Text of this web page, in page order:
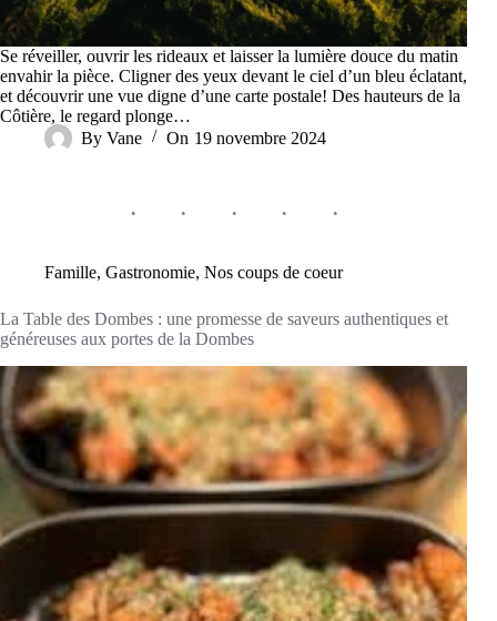
Se réveiller, ouvrir les rideaux et laisser la lumière douce du matin
envahir la pièce. Cligner des yeux devant le ciel d’un bleu éclatant,
et découvrir une vue digne d’une carte postale! Des hauteurs de la
Côtière, le regard plonge…
By Vane On 19 novembre 2024
Famille, Gastronomie, Nos coups de coeur
La Table des Dombes : une promesse de saveurs authentiques et
généreuses aux portes de la Dombes